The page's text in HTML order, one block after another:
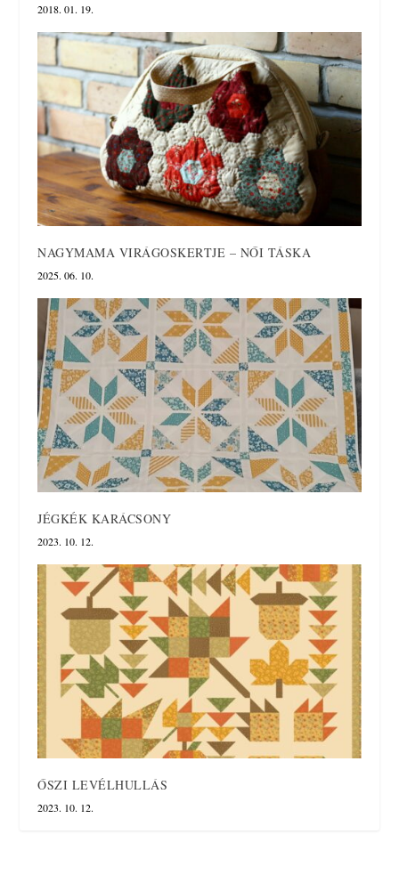
2018. 01. 19.
NAGYMAMA VIRÁGOSKERTJE – NŐI TÁSKA
2025. 06. 10.
JÉGKÉK KARÁCSONY
2023. 10. 12.
ŐSZI LEVÉLHULLÁS
2023. 10. 12.